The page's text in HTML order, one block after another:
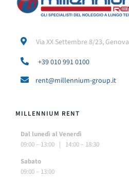
Via XX Settembre 8/23, Genova
+39 010 991 0100
rent@millennium-group.it
MILLENNIUM RENT
Dal lunedì al Venerdì
09:00 – 13:00 | 14:00 – 18:30
Sabato
09:00 – 13:00